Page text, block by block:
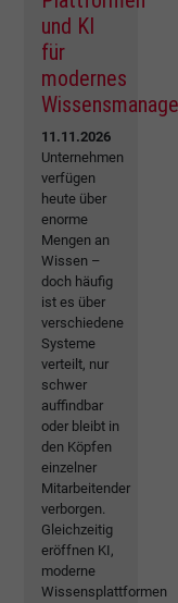
und KI
für
modernes
11.11.2026
Unternehmen
verfügen
heute über
enorme
Mengen an
Wissen –
doch häufig
ist es über
verschiedene
Systeme
verteilt, nur
schwer
auffindbar
oder bleibt in
den Köpfen
einzelner
Mitarbeitender
verborgen.
Gleichzeitig
eröffnen KI,
moderne
Wissensplattformen